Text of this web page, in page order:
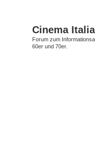
Cinema
Forum zum
60er und 70er.